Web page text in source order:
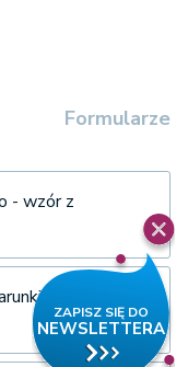
Formularze
- wzór z
pracy i